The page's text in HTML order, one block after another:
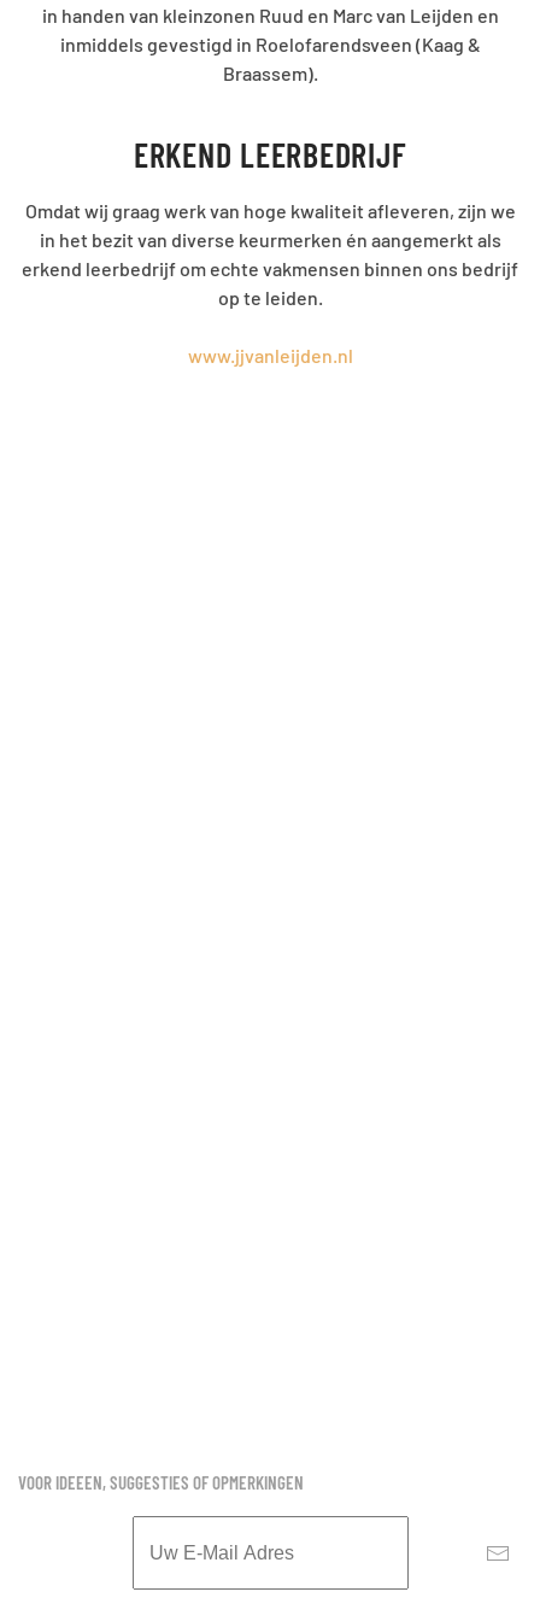
in handen van kleinzonen Ruud en Marc van Leijden en
inmiddels gevestigd in Roelofarendsveen (Kaag &
Braassem).
ERKEND LEERBEDRIJF
Omdat wij graag werk van hoge kwaliteit afleveren, zijn we
in het bezit van diverse keurmerken én aangemerkt als
erkend leerbedrijf om echte vakmensen binnen ons bedrijf
op te leiden.
www.jjvanleijden.nl
VOOR IDEEEN, SUGGESTIES OF OPMERKINGEN